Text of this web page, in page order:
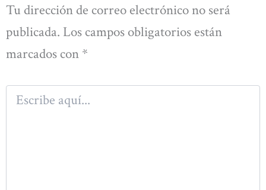
Tu dirección de correo electrónico no será
publicada. Los campos obligatorios están
marcados con *
Escribe
aquí...